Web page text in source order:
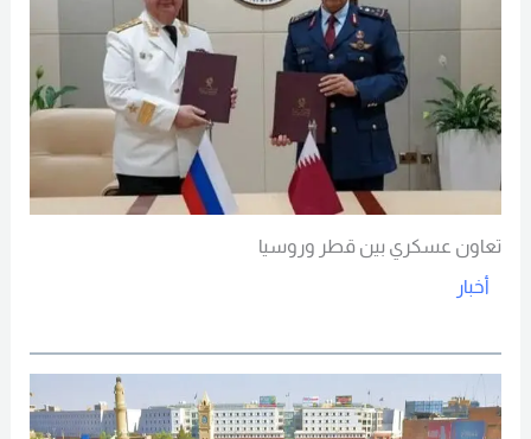
تعاون عسكري بين قطر وروسيا
أخبار